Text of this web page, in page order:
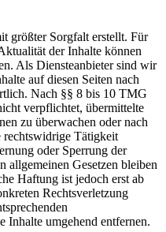
größter Sorgfalt erstellt. Für
der Inhalte können
Als Diensteanbieter sind wir
auf diesen Seiten nach
Nach §§ 8 bis 10 TMG
verpflichtet, übermittelte
zu überwachen oder nach
rechtswidrige Tätigkeit
oder Sperrung der
allgemeinen Gesetzen bleiben
Haftung ist jedoch erst ab
Rechtsverletzung
Inhalte umgehend entfernen.